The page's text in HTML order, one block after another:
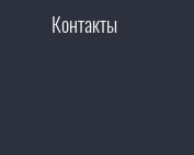
Контакты